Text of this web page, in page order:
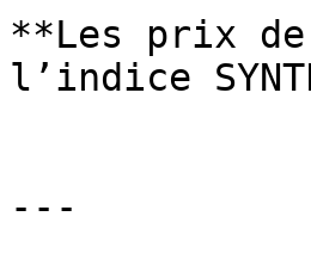
**Les prix
l’indice
---